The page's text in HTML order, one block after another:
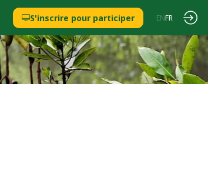
S'inscrire pour participer ENFR